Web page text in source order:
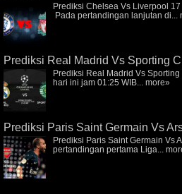
Prediksi Chelsea Vs Liverpool
Pada pertandingan lanjutan di...
Prediksi Real Madrid Vs Sporting
Prediksi Real Madrid Vs
hari ini jam 01:25 WIB... more»
Prediksi Paris Saint Germain Vs
Prediksi Paris Saint Germain Vs
pertandingan pertama Liga...